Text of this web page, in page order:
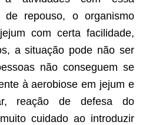
de repouso, o organismo
com certa facilidade,
a situação pode não ser
não conseguem se
à aerobiose em jejum e
reação de defesa do
cuidado ao introduzir